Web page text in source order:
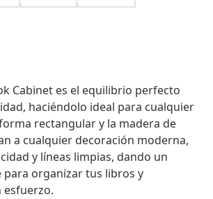
Cabinet es el equilibrio perfecto
haciéndolo ideal para cualquier
rectangular y la madera de
a cualquier decoración moderna,
y líneas limpias, dando un
para organizar tus libros y
esfuerzo.